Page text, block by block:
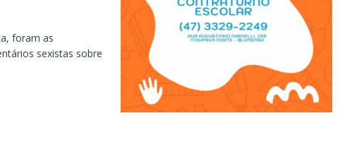
foram as
sexistas sobre